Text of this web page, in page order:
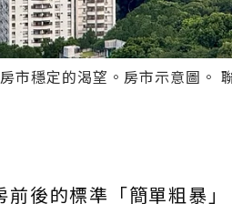
市穩定的渴望。房市示意圖。
前後的標準「簡單粗暴